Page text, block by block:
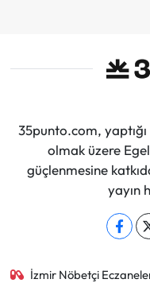
35punto.com,
olmak üzere
güçlenmesine
yayın
İzmir Nöbetçi